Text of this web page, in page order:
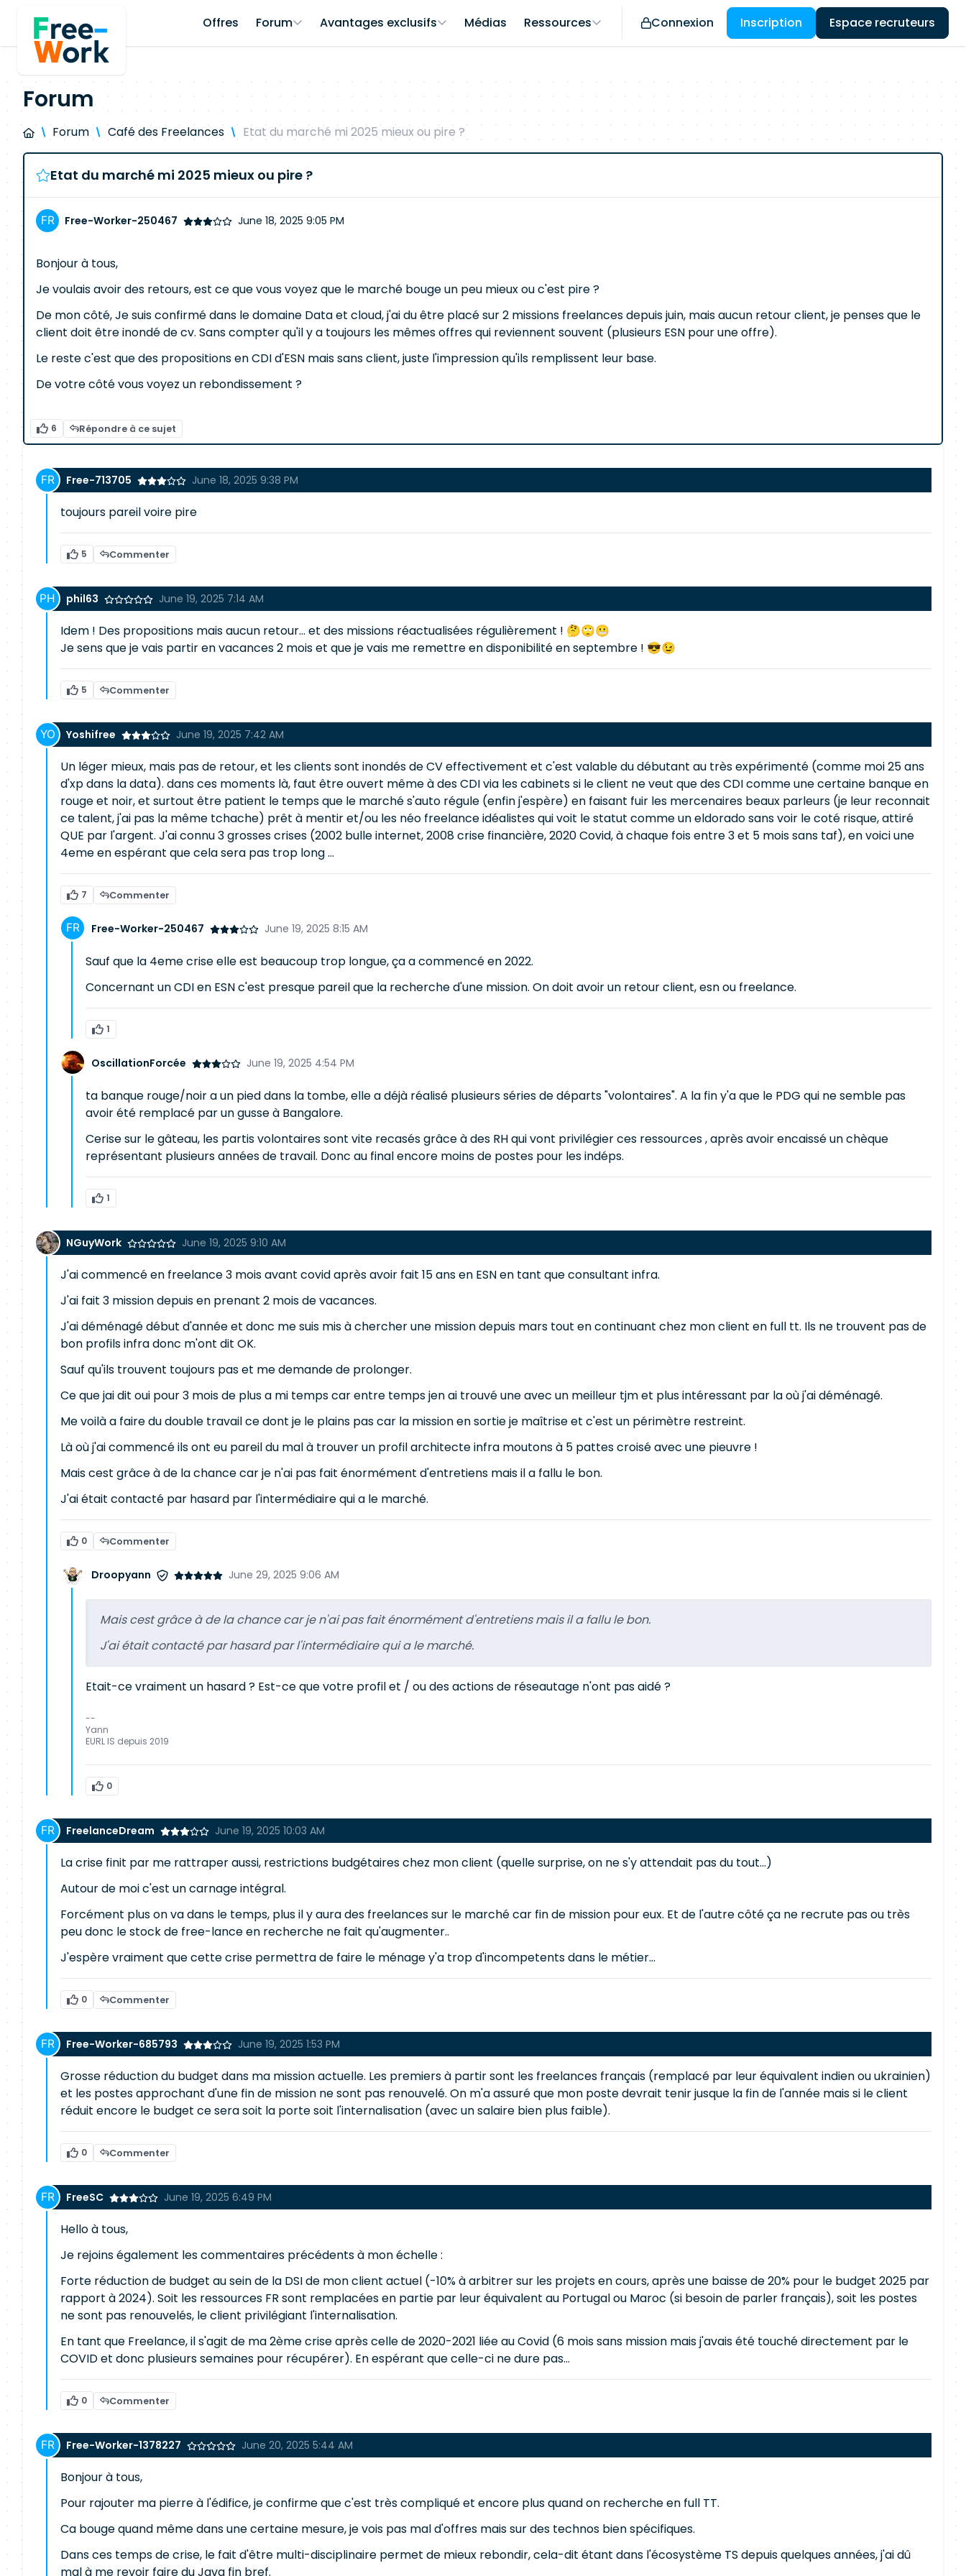
Offres Forum Avantages exclusifs Médias Ressources Connexion Inscription Espace recruteurs
Forum
Forum Café des Freelances Etat du marché mi 2025 mieux ou pire ?
Etat du marché mi 2025 mieux ou pire ?
Free-Worker-250467 June 18, 2025 9:05 PM
Bonjour à tous,
Je voulais avoir des retours, est ce que vous voyez que le marché bouge un peu mieux ou c'est pire ?
De mon côté, Je suis confirmé dans le domaine Data et cloud, j'ai du être placé sur 2 missions freelances depuis juin, mais aucun retour client, je penses que le
client doit être inondé de cv. Sans compter qu'il y a toujours les mêmes offres qui reviennent souvent (plusieurs ESN pour une offre).
Le reste c'est que des propositions en CDI d'ESN mais sans client, juste l'impression qu'ils remplissent leur base.
De votre côté vous voyez un rebondissement ?
6 Répondre à ce sujet
Free-713705 June 18, 2025 9:38 PM
toujours pareil voire pire
5 Commenter
phil63 June 19, 2025 7:14 AM
Idem ! Des propositions mais aucun retour... et des missions réactualisées régulièrement ! 🤔🙄😬
Je sens que je vais partir en vacances 2 mois et que je vais me remettre en disponibilité en septembre ! 😎😉
5 Commenter
Yoshifree June 19, 2025 7:42 AM
Un léger mieux, mais pas de retour, et les clients sont inondés de CV effectivement et c'est valable du débutant au très expérimenté (comme moi 25 ans
d'xp dans la data). dans ces moments là, faut être ouvert même à des CDI via les cabinets si le client ne veut que des CDI comme une certaine banque en
rouge et noir, et surtout être patient le temps que le marché s'auto régule (enfin j'espère) en faisant fuir les mercenaires beaux parleurs (je leur reconnait
ce talent, j'ai pas la même tchache) prêt à mentir et/ou les néo freelance idéalistes qui voit le statut comme un eldorado sans voir le coté risque, attiré
QUE par l'argent. J'ai connu 3 grosses crises (2002 bulle internet, 2008 crise financière, 2020 Covid, à chaque fois entre 3 et 5 mois sans taf), en voici une
4eme en espérant que cela sera pas trop long ...
7 Commenter
Free-Worker-250467 June 19, 2025 8:15 AM
Sauf que la 4eme crise elle est beaucoup trop longue, ça a commencé en 2022.
Concernant un CDI en ESN c'est presque pareil que la recherche d'une mission. On doit avoir un retour client, esn ou freelance.
1
OscillationForcée June 19, 2025 4:54 PM
ta banque rouge/noir a un pied dans la tombe, elle a déjà réalisé plusieurs séries de départs "volontaires". A la fin y'a que le PDG qui ne semble pas
avoir été remplacé par un gusse à Bangalore.
Cerise sur le gâteau, les partis volontaires sont vite recasés grâce à des RH qui vont privilégier ces ressources , après avoir encaissé un chèque
représentant plusieurs années de travail. Donc au final encore moins de postes pour les indéps.
1
NGuyWork June 19, 2025 9:10 AM
J'ai commencé en freelance 3 mois avant covid après avoir fait 15 ans en ESN en tant que consultant infra.
J'ai fait 3 mission depuis en prenant 2 mois de vacances.
J'ai déménagé début d'année et donc me suis mis à chercher une mission depuis mars tout en continuant chez mon client en full tt. Ils ne trouvent pas de
bon profils infra donc m'ont dit OK.
Sauf qu'ils trouvent toujours pas et me demande de prolonger.
Ce que jai dit oui pour 3 mois de plus a mi temps car entre temps jen ai trouvé une avec un meilleur tjm et plus intéressant par la où j'ai déménagé.
Me voilà a faire du double travail ce dont je le plains pas car la mission en sortie je maîtrise et c'est un périmètre restreint.
Là où j'ai commencé ils ont eu pareil du mal à trouver un profil architecte infra moutons à 5 pattes croisé avec une pieuvre !
Mais cest grâce à de la chance car je n'ai pas fait énormément d'entretiens mais il a fallu le bon.
J'ai était contacté par hasard par l'intermédiaire qui a le marché.
0 Commenter
Droopyann June 29, 2025 9:06 AM
Mais cest grâce à de la chance car je n'ai pas fait énormément d'entretiens mais il a fallu le bon.
J'ai était contacté par hasard par l'intermédiaire qui a le marché.
Etait-ce vraiment un hasard ? Est-ce que votre profil et / ou des actions de réseautage n'ont pas aidé ?
--
Yann
EURL IS depuis 2019
0
FreelanceDream June 19, 2025 10:03 AM
La crise finit par me rattraper aussi, restrictions budgétaires chez mon client (quelle surprise, on ne s'y attendait pas du tout...)
Autour de moi c'est un carnage intégral.
Forcément plus on va dans le temps, plus il y aura des freelances sur le marché car fin de mission pour eux. Et de l'autre côté ça ne recrute pas ou très
peu donc le stock de free-lance en recherche ne fait qu'augmenter..
J'espère vraiment que cette crise permettra de faire le ménage y'a trop d'incompetents dans le métier...
0 Commenter
Free-Worker-685793 June 19, 2025 1:53 PM
Grosse réduction du budget dans ma mission actuelle. Les premiers à partir sont les freelances français (remplacé par leur équivalent indien ou ukrainien)
et les postes approchant d'une fin de mission ne sont pas renouvelé. On m'a assuré que mon poste devrait tenir jusque la fin de l'année mais si le client
réduit encore le budget ce sera soit la porte soit l'internalisation (avec un salaire bien plus faible).
0 Commenter
FreeSC June 19, 2025 6:49 PM
Hello à tous,
Je rejoins également les commentaires précédents à mon échelle :
Forte réduction de budget au sein de la DSI de mon client actuel (-10% à arbitrer sur les projets en cours, après une baisse de 20% pour le budget 2025 par
rapport à 2024). Soit les ressources FR sont remplacées en partie par leur équivalent au Portugal ou Maroc (si besoin de parler français), soit les postes
ne sont pas renouvelés, le client privilégiant l'internalisation.
En tant que Freelance, il s'agit de ma 2ème crise après celle de 2020-2021 liée au Covid (6 mois sans mission mais j'avais été touché directement par le
COVID et donc plusieurs semaines pour récupérer). En espérant que celle-ci ne dure pas...
0 Commenter
Free-Worker-1378227 June 20, 2025 5:44 AM
Bonjour à tous,
Pour rajouter ma pierre à l'édifice, je confirme que c'est très compliqué et encore plus quand on recherche en full TT.
Ca bouge quand même dans une certaine mesure, je vois pas mal d'offres mais sur des technos bien spécifiques.
Dans ces temps de crise, le fait d'être multi-disciplinaire permet de mieux rebondir, cela-dit étant dans l'écosystème TS depuis quelques années, j'ai dû
mal à me revoir faire du Java fin bref.